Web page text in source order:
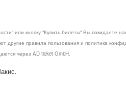
или кнопку "Купить билеты" Вы покидаете
другие правила пользования и политика
через AD ticket GmbH.